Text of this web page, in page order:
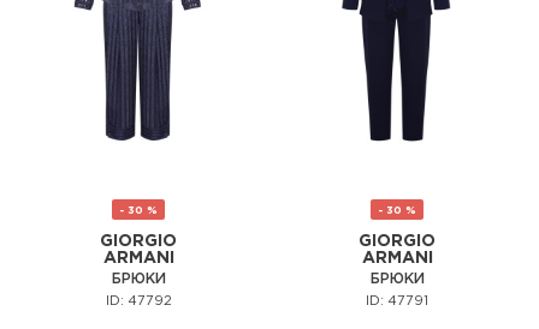
- 30 %
GIORGIO
ARMANI
БРЮКИ
ID: 47792
- 30 %
GIORGIO
ARMANI
БРЮКИ
ID: 47791